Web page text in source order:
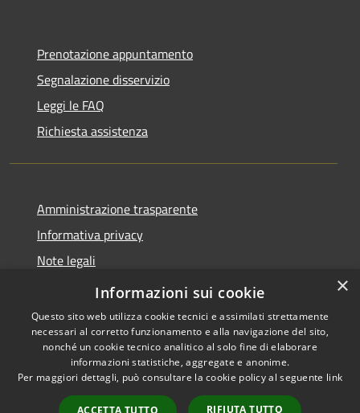
Prenotazione appuntamento
Segnalazione disservizio
Leggi le FAQ
Richiesta assistenza
Amministrazione trasparente
Informativa privacy
Note legali
Dichiarazione di accessibilità
Accessibilità
Copyright © 2026 • Gaeta •
Powered byMunicipium
Accesso redazione
×
Informazioni sui cookie
Questo sito web utilizza cookie tecnici e assimilati strettamente
necessari al corretto funzionamento e alla navigazione del sito,
nonché un cookie tecnico analitico al solo fine di elaborare
informazioni statistiche, aggregate e anonime.
Per maggiori dettagli, può consultare la cookie policy al seguente link
ACCETTA TUTTO RIFIUTA TUTTO